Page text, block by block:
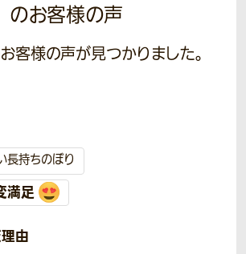
のお客様の声
客様の声が見つかりました。
長持ちのぼり
満足
由